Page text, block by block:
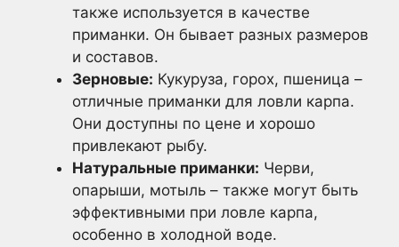
также используется в качестве
приманки. Он бывает разных размеров
и составов.
Зерновые: Кукуруза, горох, пшеница –
отличные приманки для ловли карпа.
Они доступны по цене и хорошо
привлекают рыбу.
Натуральные приманки: Черви,
опарыши, мотыль – также могут быть
эффективными при ловле карпа,
особенно в холодной воде.